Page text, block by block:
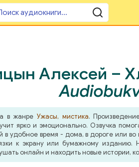
Алексей –
в жанре Ужасы, мистика.
ярко и эмоционально. Озвучка
в удобное время - дома, в дороге или
к экрану или бумажному
онлайн и находить новые истории,